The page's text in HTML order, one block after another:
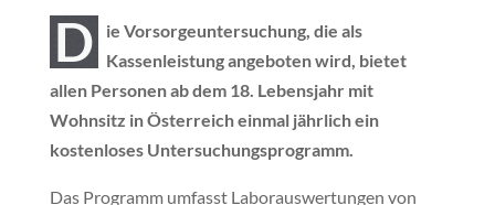
D
ie Vorsorgeuntersuchung, die als
Kassenleistung angeboten wird, bietet
allen Personen ab dem 18. Lebensjahr mit
Wohnsitz in Österreich einmal jährlich ein
kostenloses Untersuchungsprogramm.
Das Programm umfasst Laborauswertungen von